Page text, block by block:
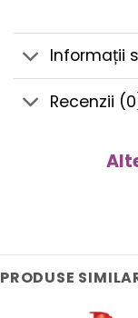
Informații
Recenzii
PRODUSE